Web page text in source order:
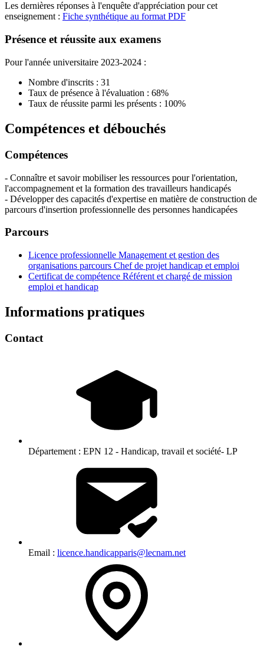
Les dernières réponses à l'enquête d'appréciation pour cet
enseignement : Fiche synthétique au format PDF
Présence et réussite aux examens
Pour l'année universitaire 2023-2024 :
Nombre d'inscrits : 31
Taux de présence à l'évaluation : 68%
Taux de réussite parmi les présents : 100%
Compétences et débouchés
Compétences
- Connaître et savoir mobiliser les ressources pour l'orientation,
l'accompagnement et la formation des travailleurs handicapés
- Développer des capacités d'expertise en matière de construction de
parcours d'insertion professionnelle des personnes handicapées
Parcours
Licence professionnelle Management et gestion des
organisations parcours Chef de projet handicap et emploi
Certificat de compétence Référent et chargé de mission
emploi et handicap
Informations pratiques
Contact
Département : EPN 12 - Handicap, travail et société- LP
Email : licence.handicapparis@lecnam.net